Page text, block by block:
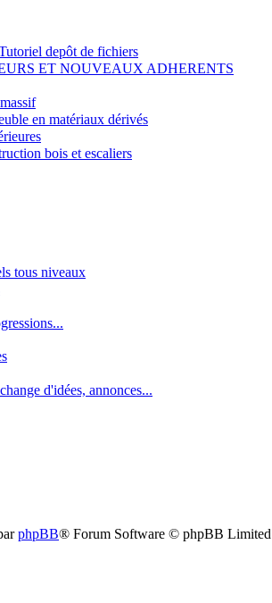
depôt de fichiers
ET NOUVEAUX ADHERENTS
en matériaux dérivés
bois et escaliers
tous niveaux
d'idées, annonces...
phpBB® Forum Software © phpBB Limited